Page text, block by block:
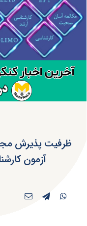
ظرفیت پذیرش
آزمون کارشناسی